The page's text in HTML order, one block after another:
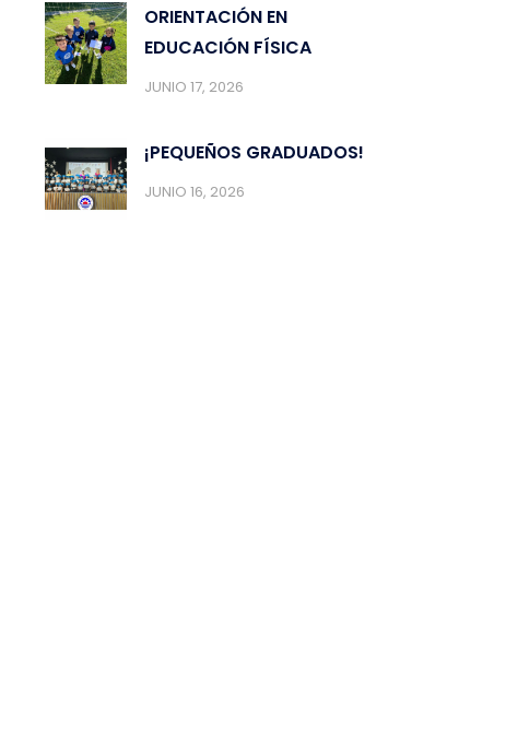
ORIENTACIÓN EN
EDUCACIÓN FÍSICA
JUNIO 17, 2026
¡PEQUEÑOS GRADUADOS!
JUNIO 16, 2026